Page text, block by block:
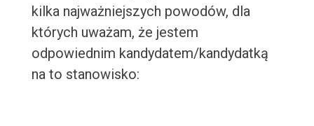
kilka najważniejszych powodów, dla
których uważam, że jestem
odpowiednim kandydatem/kandydatką
na to stanowisko: